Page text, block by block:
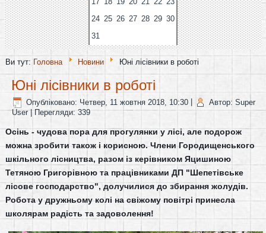
24 25 26 27 28 29 30
31
Ви тут: Головна Новини Юні лісівники в роботі
Юні лісівники в роботі
Опубліковано: Четвер, 11 жовтня 2018, 10:30
Автор: Super
User| Перегляди: 339
Осінь - чудова пора для прогулянки у лісі, але подорож
можна зробити також і корисною. Члени Городищенського
шкільного лісництва, разом із керівником Яцишиною
Тетяною Григорівною та працівниками ДП "Шепетівське
лісове господарство", долучилися до збирання жолудів.
Робота у дружньому колі на свіжому повітрі принесла
школярам радість та задоволення!